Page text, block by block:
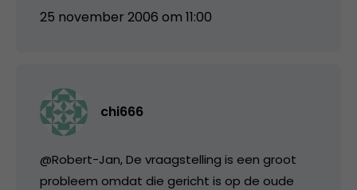
25 november 2006 om 11:00
chi666
@Robert-Jan, De vraagstelling is een groot
probleem omdat die gericht is op de oude